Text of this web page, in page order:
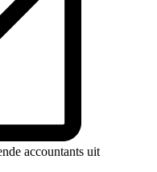
accountants uit